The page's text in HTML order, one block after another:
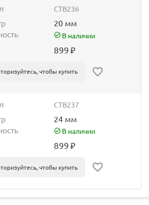
CTB236
20 мм
В наличии
899₽
чтобы купить
CTB237
24 мм
В наличии
899₽
чтобы купить